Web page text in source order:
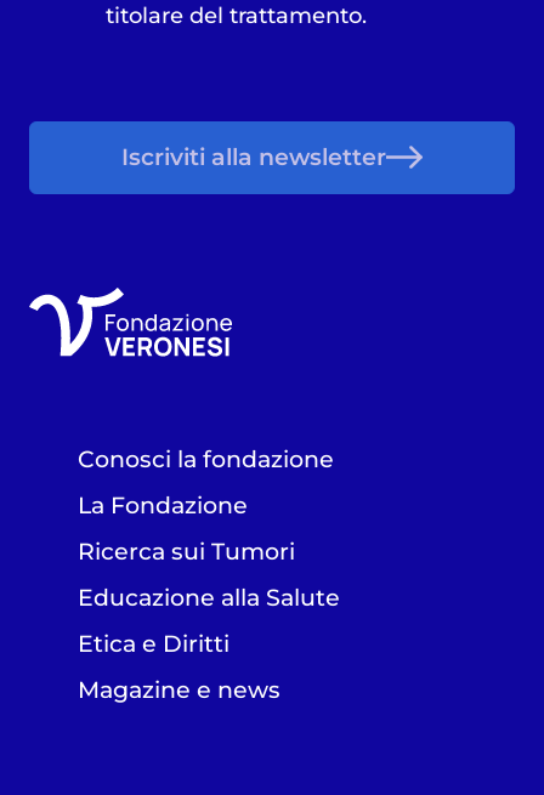
titolare del trattamento.
Iscriviti alla newsletter
Conosci la fondazione
La Fondazione
Ricerca sui Tumori
Educazione alla Salute
Etica e Diritti
Magazine e news